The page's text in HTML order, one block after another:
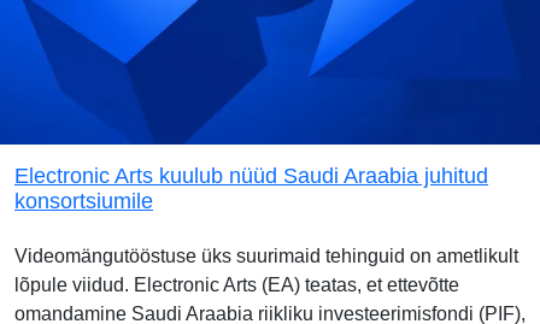
Electronic Arts kuulub nüüd Saudi Araabia juhitud
konsortsiumile
Videomängutööstuse üks suurimaid tehinguid on ametlikult
lõpule viidud. Electronic Arts (EA) teatas, et ettevõtte
omandamine Saudi Araabia riikliku investeerimisfondi (PIF),